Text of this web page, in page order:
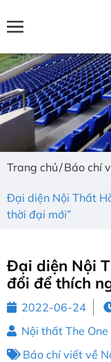
Trang chủ Báo chí
Đại diện Nội Thất
thời đại mới”
Đại diện Nội
đổi để thích
2022-06-24
Nội thất The One
Báo chí viết về